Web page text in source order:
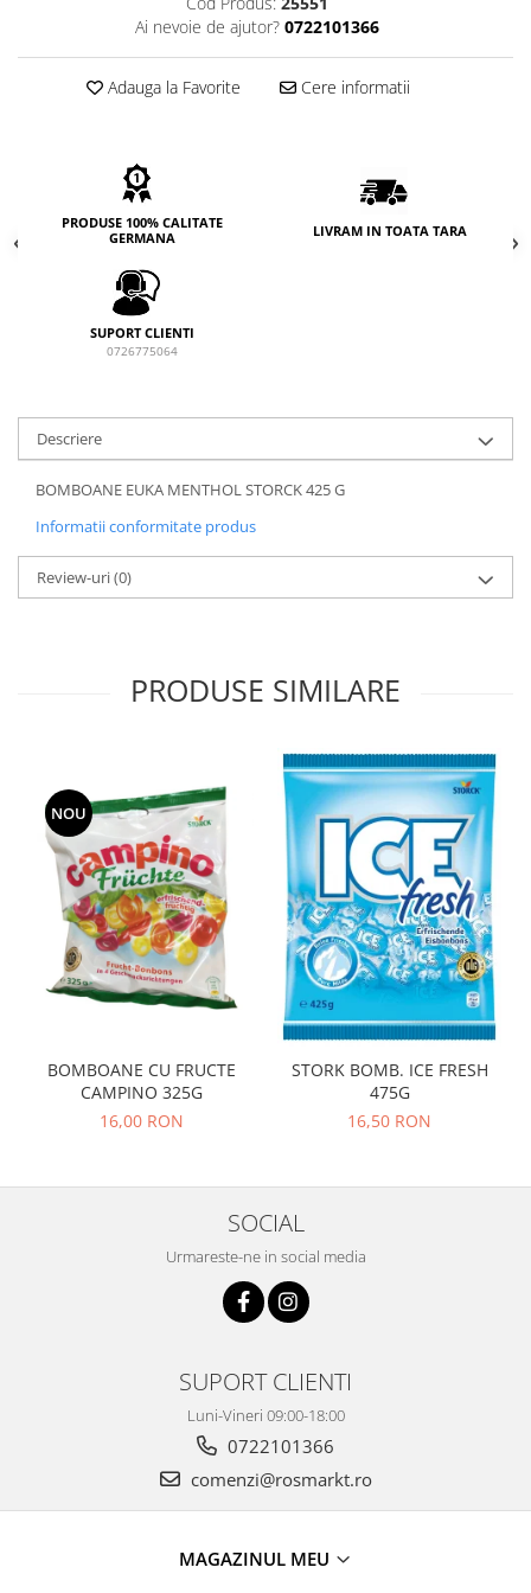
Ai nevoie de ajutor? 0722101366
Adauga la Favorite Cere informatii
PRODUSE 100% CALITATE
GERMANA
LIVRAM IN TOATA TARA
SUPORT CLIENTI
0726775064
Descriere
BOMBOANE EUKA MENTHOL STORCK 425 G
Informatii conformitate produs
Review-uri(0)
PRODUSE SIMILARE
NOU
BOMBOANE CU FRUCTE
CAMPINO 325G
16,00 RON
STORK BOMB. ICE FRESH
475G
16,50 RON
SOCIAL
Urmareste-ne in social media
SUPORT CLIENTI
Luni-Vineri 09:00-18:00
0722101366
comenzi@rosmarkt.ro
MAGAZINUL MEU